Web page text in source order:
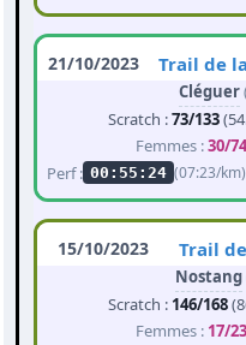
21/10/2023 Trail de
Cléguer
Scratch :73/133
Femmes :30/74
Perf : 00:55:24 (07:23/km)
15/10/2023 Trail
Nostang
Scratch : 146/168
Femmes : 17/23